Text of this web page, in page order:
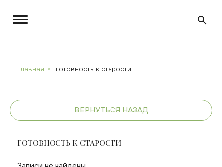
Главная готовность к старости
ВЕРНУТЬСЯ НАЗАД
ГОТОВНОСТЬ К СТАРОСТИ